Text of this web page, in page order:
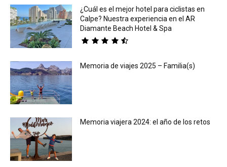
¿Cuál es el mejor hotel para ciclistas en
Calpe? Nuestra experiencia en el AR
Diamante Beach Hotel & Spa
Memoria de viajes 2025 – Familia(s)
Memoria viajera 2024: el año de los retos